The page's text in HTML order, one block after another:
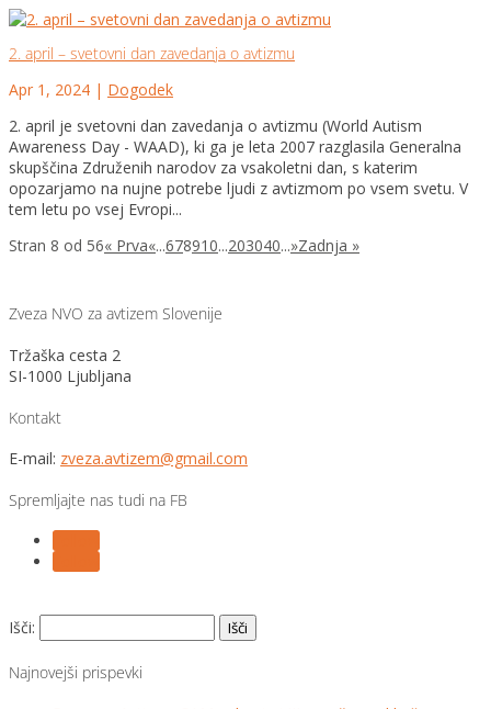
2. april – svetovni dan zavedanja o avtizmu
Apr 1, 2024 | Dogodek
2. april je svetovni dan zavedanja o avtizmu (World Autism
Awareness Day - WAAD), ki ga je leta 2007 razglasila Generalna
skupščina Združenih narodov za vsakoletni dan, s katerim
opozarjamo na nujne potrebe ljudi z avtizmom po vsem svetu. V
tem letu po vsej Evropi...
Stran 8 od 56« Prva«...678910...203040...»Zadnja »
Zveza NVO za avtizem Slovenije
Tržaška cesta 2
SI-1000 Ljubljana
Kontakt
E-mail: zveza.avtizem@gmail.com
Spremljajte nas tudi na FB
Išči:
Najnovejši prispevki